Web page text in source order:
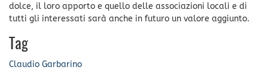
dolce, il loro apporto e quello delle associazioni locali e di
tutti gli interessati sarà anche in futuro un valore aggiunto.
Tag
Claudio Garbarino